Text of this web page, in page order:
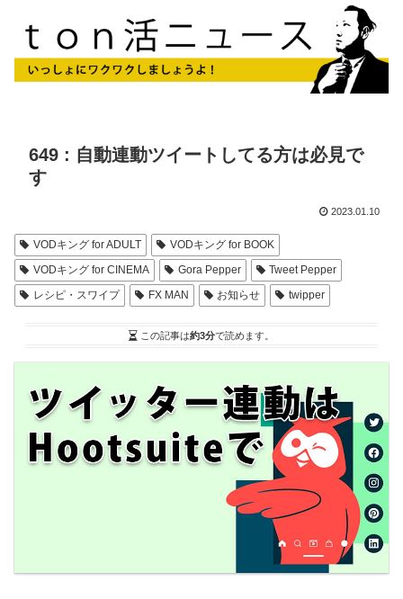
649 : 自動連動ツイートしてる方は必見で
す
2023.01.10
VODキング for ADULT
VODキング for BOOK
VODキング for CINEMA
Gora Pepper
Tweet Pepper
レシピ・スワイプ
FX MAN お知らせ twipper
この記事は約3分で読めます。